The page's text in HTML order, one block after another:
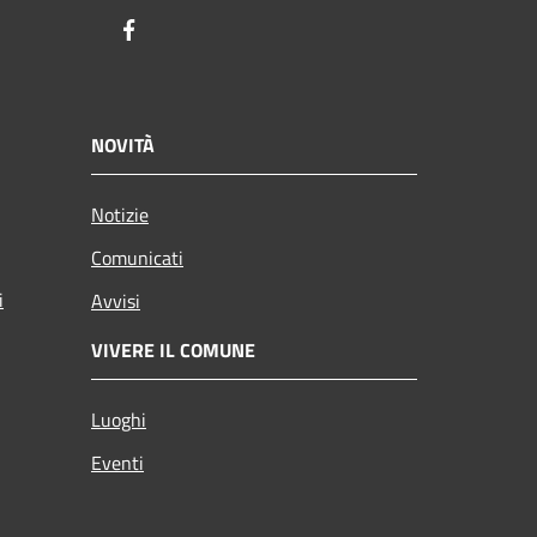
NOVITÀ
Notizie
Comunicati
Avvisi
VIVERE IL COMUNE
Luoghi
Eventi